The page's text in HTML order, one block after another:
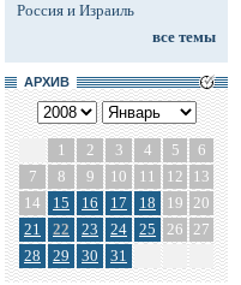
Россия и Израиль
все темы
АРХИВ
1 2 3 4 5
6
7
8 9 10 11 12
13
14
15 16 17 18 19 20
21
22 23 24 25 26 27
28
29 30 31